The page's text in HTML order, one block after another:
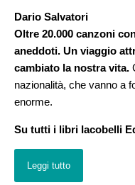
Dario Salvatori
Oltre 20.000 canzoni
aneddoti. Un viaggio
cambiato la nostra vita.
nazionalità, che vanno a
enorme.
Su tutti i libri Iacobelli
Leggi tutto